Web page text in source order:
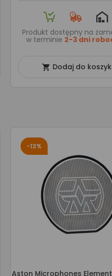
Produkt dostępny na
w terminie 2-3 dni
 Dodaj do
-13%
Aston Microphones